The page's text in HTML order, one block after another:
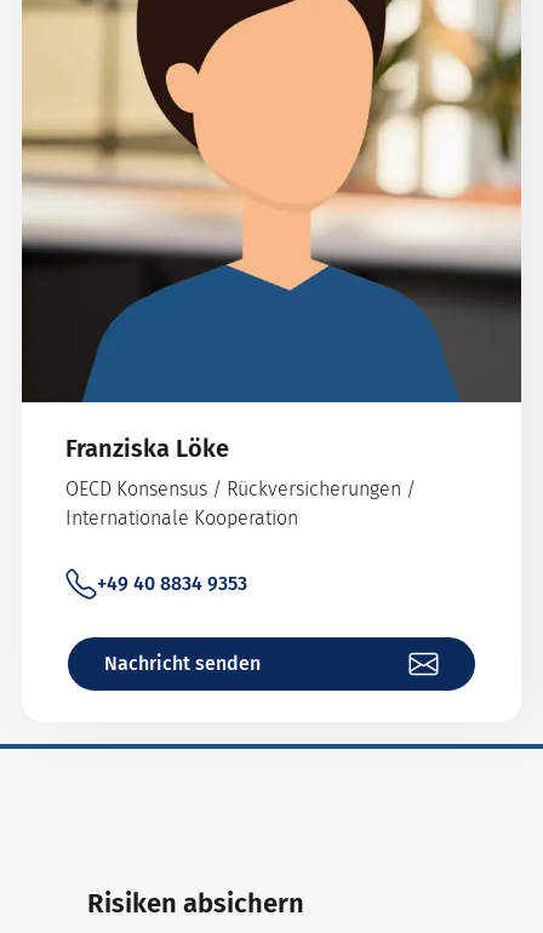
Franziska Löke
OECD Konsensus / Rückversicherungen /
Internationale Kooperation
+49 40 8834 9353
Nachricht senden
Risiken absichern